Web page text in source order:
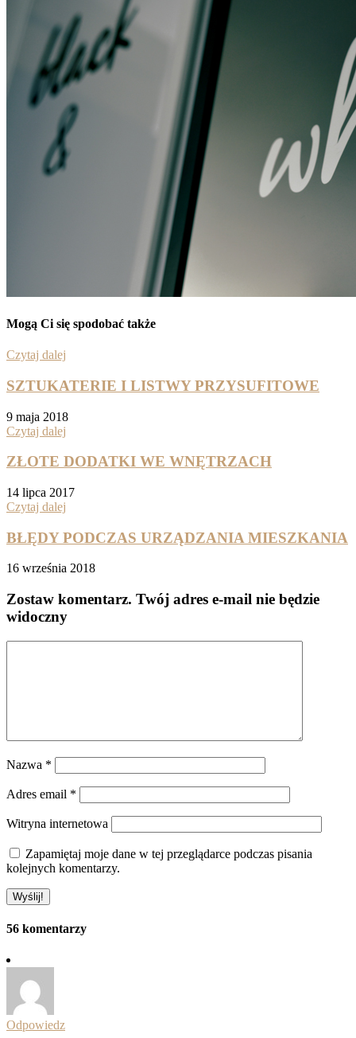
Mogą Ci się spodobać także
Czytaj dalej
SZTUKATERIE I LISTWY PRZYSUFITOWE
9 maja 2018
Czytaj dalej
ZŁOTE DODATKI WE WNĘTRZACH
14 lipca 2017
Czytaj dalej
BŁĘDY PODCZAS URZĄDZANIA MIESZKANIA
16 września 2018
Zostaw komentarz. Twój adres e-mail nie będzie
widoczny
Nazwa *
Adres email *
Witryna internetowa
Zapamiętaj moje dane w tej przeglądarce podczas pisania
kolejnych komentarzy.
56 komentarzy
Odpowiedz